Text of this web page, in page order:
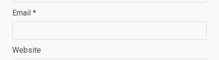
Email *
Website